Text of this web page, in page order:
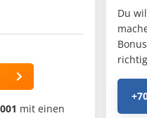
mit einen
Du